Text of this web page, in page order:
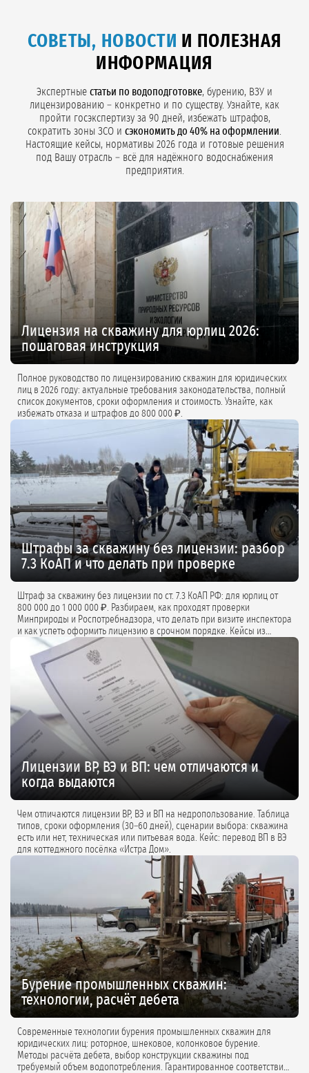
СОВЕТЫ, НОВОСТИ И ПОЛЕЗНАЯ
ИНФОРМАЦИЯ
Экспертные статьи по водоподготовке, бурению, ВЗУ и
лицензированию – конкретно и по существу. Узнайте, как
пройти госэкспертизу за 90 дней, избежать штрафов,
сократить зоны ЗСО и сэкономить до 40% на оформлении
Настоящие кейсы, нормативы 2026 года и готовые решения
под Вашу отрасль – всё для надёжного водоснабжения
предприятия.
Лицензия на скважину для юрлиц 2026:
пошаговая инструкция
Полное руководство по лицензированию скважин для юридических
лиц в 2026 году: актуальные требования законодательства, полный
список документов, сроки оформления и стоимость. Узнайте, как
избежать отказа и штрафов до 800 000 ₽.
Штрафы за скважину без лицензии: разбор
7.3 КоАП и что делать при проверке
Штраф за скважину без лицензии по ст. 7.3 КоАП РФ: для юрлиц от
800 000 до 1 000 000 ₽. Разбираем, как проходят проверки
Минприроды и Роспотребнадзора, что делать при визите инспектора
и как успеть оформить лицензию в срочном порядке. Кейсы из
практики и советы экспертов.
Лицензии ВР, ВЭ и ВП: чем отличаются и
когда выдаются
Чем отличаются лицензии ВР, ВЭ и ВП на недропользование. Таблица
типов, сроки оформления (30–60 дней), сценарии выбора: скважина
есть или нет, техническая или питьевая вода. Кейс: перевод ВП в ВЭ
для коттеджного посёлка «Истра Дом».
Бурение промышленных скважин:
технологии, расчёт дебета
Современные технологии бурения промышленных скважин для
юридических лиц: роторное, шнековое, колонковое бурение.
Методы расчёта дебета, выбор конструкции скважины под
требуемый объем водопотребления. Гарантированное соответствие